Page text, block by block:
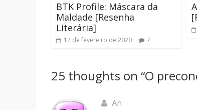
BTK Profile: Máscara da
Maldade [Resenha
Literária]
12 de fevereiro de 2020 7
25 thoughts on “O
An